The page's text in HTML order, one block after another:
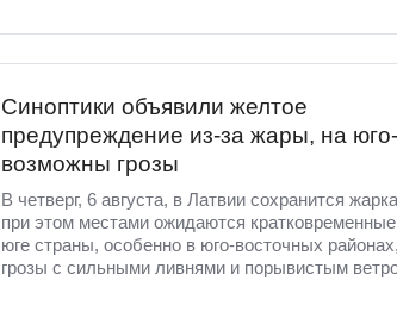
Синоптики объявили желтое
предупреждение из-за жары, на
возможны грозы
В четверг, 6 августа, в Латвии сохранится
при этом местами ожидаются
юге страны, особенно в юго-восточных
грозы с сильными ливнями и порывистым